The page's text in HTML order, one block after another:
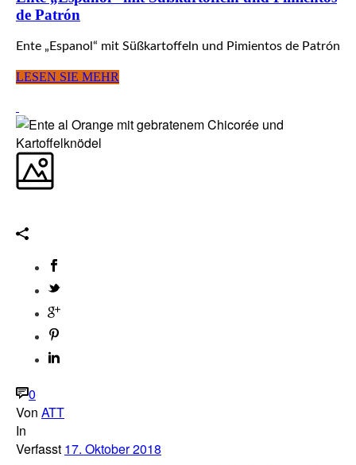
de Patrón
Ente „Espanol“ mit Süßkartoffeln und Pimientos de Patrón
LESEN SIE MEHR
0
Von ATT
In
Verfasst 17. Oktober 2018